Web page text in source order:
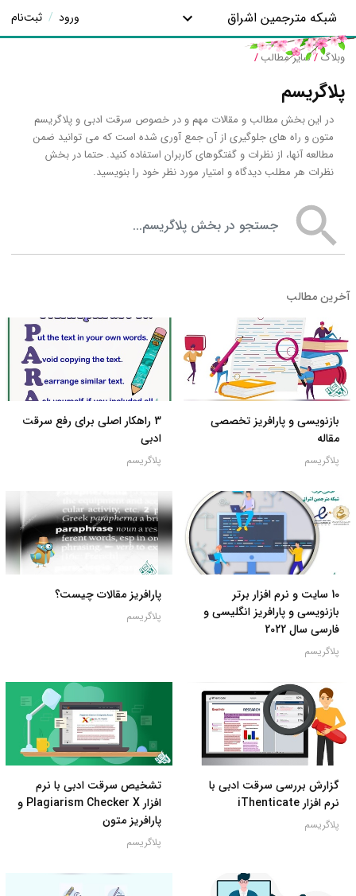
شبکه مترجمین اشراق ورود / ثبت‌نام
وبلاگ /سایر مطالب /
پلاگریسم
در این بخش مطالب و مقالات مهم و در خصوص سرقت ادبی و پلاگریسم
متون و راه های جلوگیری از آن جمع آوری شده است که می توانید ضمن
مطالعه آنها، از نظرات و گفتگوهای کاربران استفاده کنید. حتما در بخش
نظرات هر مطلب دیدگاه و امتیار مورد نظر خود را بنویسید.
آخرین مطالب
بازنویسی و پارافریز تخصصی
مقاله
پلاگریسم
3 راهکار اصلی برای رفع سرقت
ادبی
پلاگریسم
10 سایت و نرم افزار برتر
بازنویسی و پارافریز انگلیسی و
فارسی سال 2022
پلاگریسم
پارافریز مقالات چیست؟
پلاگریسم
گزارش بررسی سرقت ادبی با
نرم افزار iThenticate
پلاگریسم
تشخیص سرقت ادبی با نرم
افزار Plagiarism Checker X و
پارافریز متون
پلاگریسم